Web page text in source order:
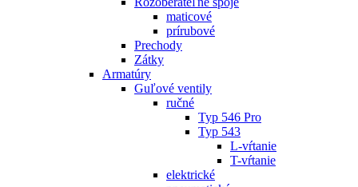
maticové
prírubové
Prechody
Zátky
Armatúry
Guľové ventily
ručné
Typ 546 Pro
Typ 543
L-vŕtanie
T-vŕtanie
elektrické